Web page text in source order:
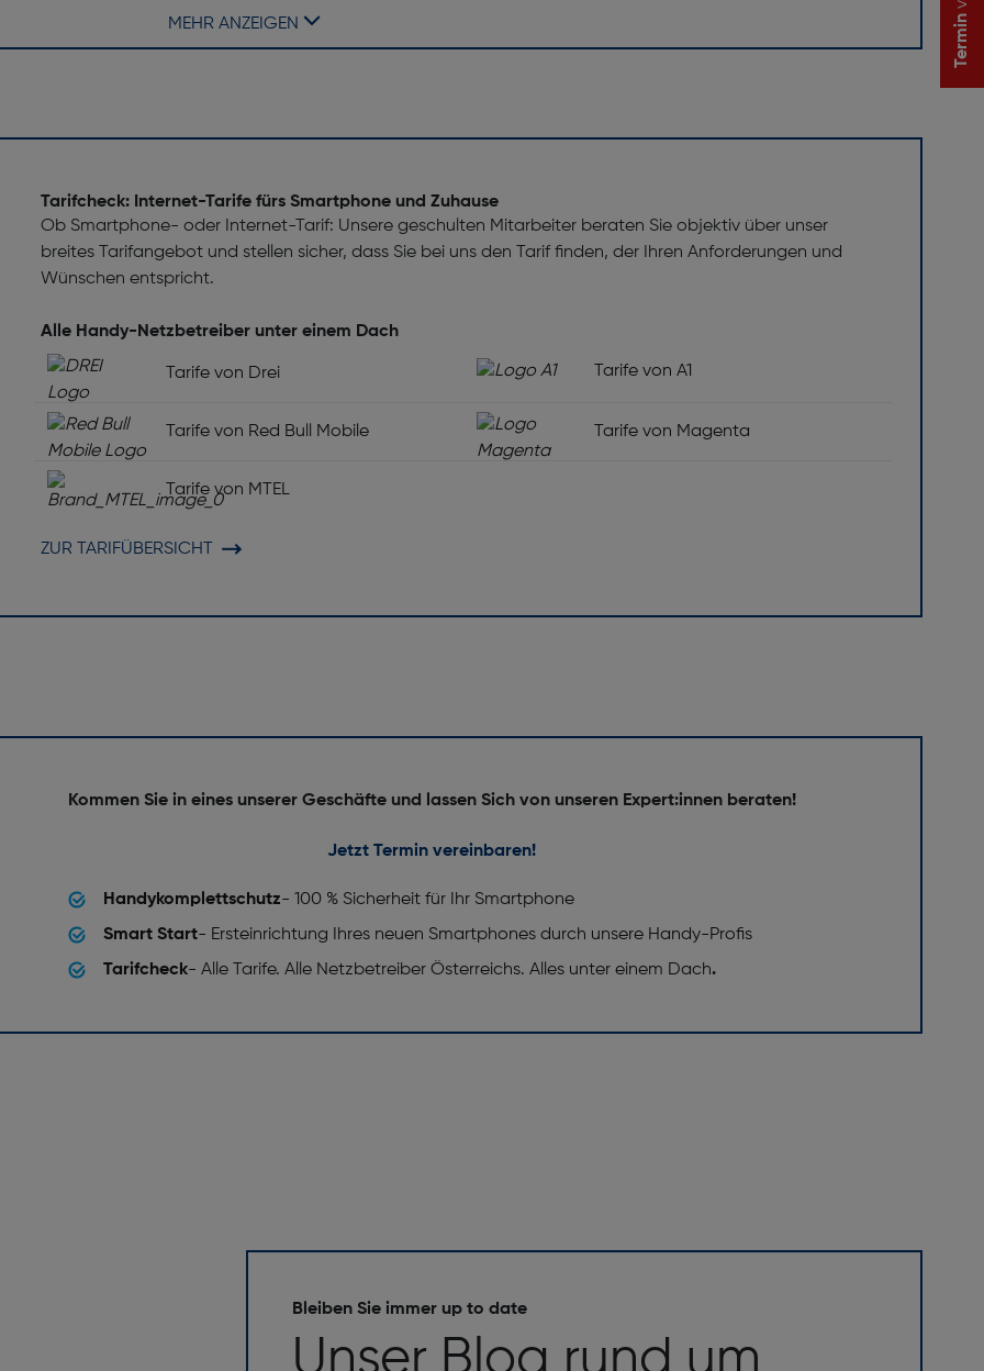
Formfaktor: Balken
FLAC, M4A, Mittel,
Touchscreen: Ja
Auflösung Frontkamera (numerisch) [MP]: 8
Pixelgröße Rückfahrkamera [m]: 32
MEHR ANZEIGEN
Tarifcheck: Internet-Tarife fürs Smartphone und Zuhause
Ob Smartphone- oder Internet-Tarif: Unsere geschulten Mitarbeiter beraten Sie objektiv über unser
breites Tarifangebot und stellen sicher, dass Sie bei uns den Tarif finden, der Ihren Anforderungen und
Wünschen entspricht.
Alle Handy-Netzbetreiber unter einem Dach
Tarife von Drei Tarife von A1
Tarife von Red Bull Mobile Tarife von Magenta
Tarife von MTEL
ZUR TARIFÜBERSICHT
Kommen Sie in eines unserer Geschäfte und lassen Sich von unseren Expert:innen beraten!
Jetzt Termin vereinbaren!
Handykomplettschutz- 100 % Sicherheit für Ihr Smartphone
Smart Start- Ersteinrichtung Ihres neuen Smartphones durch unsere Handy-Profis
Tarifcheck- Alle Tarife. Alle Netzbetreiber Österreichs. Alles unter einem Dach.
Bleiben Sie immer up to date
Unser Blog rund um
Termin